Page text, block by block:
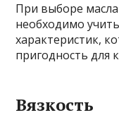
При выборе
необходимо
характеристик,
пригодность для
Вязкость